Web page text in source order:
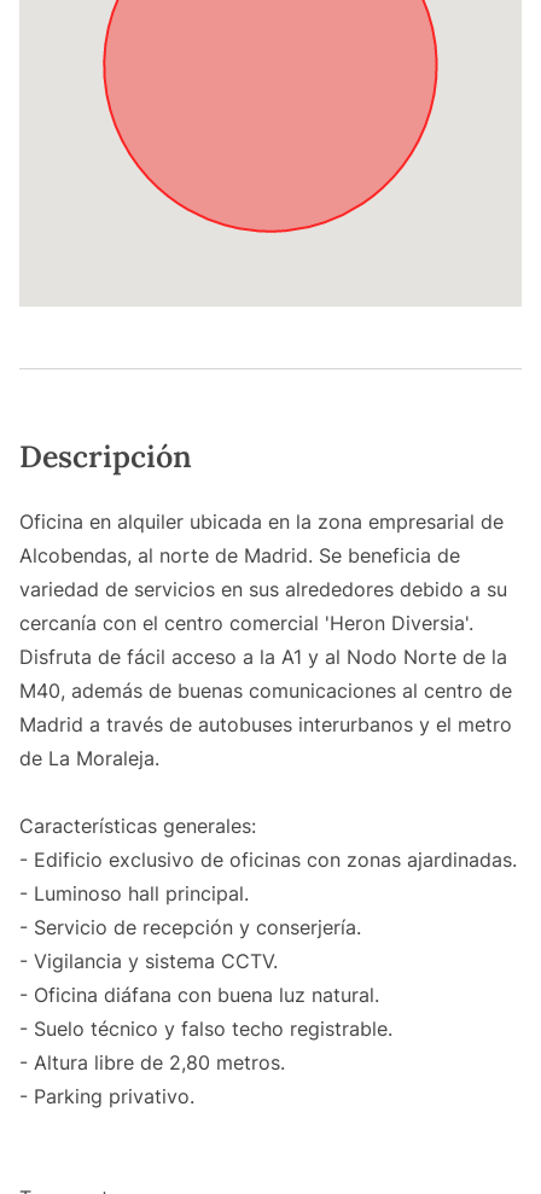
Descripción
Oficina en alquiler ubicada en la zona empresarial de
Alcobendas, al norte de Madrid. Se beneficia de
variedad de servicios en sus alrededores debido a su
cercanía con el centro comercial 'Heron Diversia'.
Disfruta de fácil acceso a la A1 y al Nodo Norte de la
M40, además de buenas comunicaciones al centro de
Madrid a través de autobuses interurbanos y el metro
de La Moraleja.
Características generales:
- Edificio exclusivo de oficinas con zonas ajardinadas.
- Luminoso hall principal.
- Servicio de recepción y conserjería.
- Vigilancia y sistema CCTV.
- Oficina diáfana con buena luz natural.
- Suelo técnico y falso techo registrable.
- Altura libre de 2,80 metros.
- Parking privativo.